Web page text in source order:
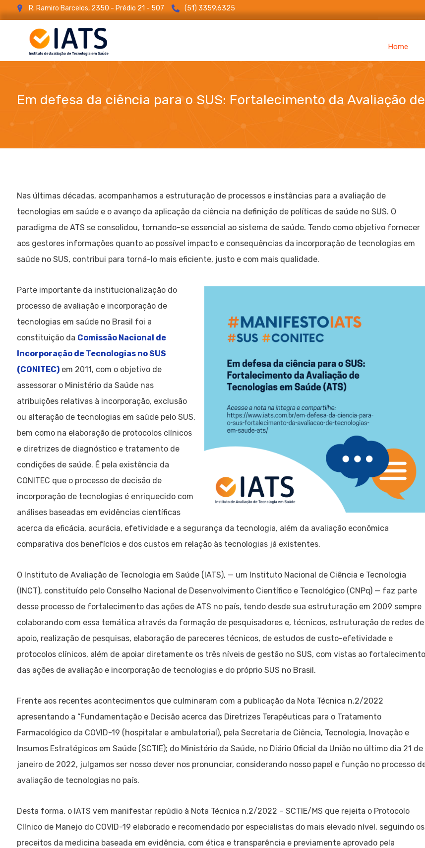
R. Ramiro Barcelos, 2350 - Prédio 21 - 507 (51) 3359.6325
Home
Em defesa da ciência para o SUS: Fortalecimento da Avaliação
Em defesa da ciência para o SUS: Fortalecimento da Avaliação de
Nas últimas décadas, acompanhamos a estruturação de processos e instâncias para a avaliação de
tecnologias em saúde e o avanço da aplicação da ciência na definição de políticas de saúde no SUS. O
paradigma de ATS se consolidou, tornando-se essencial ao sistema de saúde. Tendo como objetivo fornecer
aos gestores informações quanto ao possível impacto e consequências da incorporação de tecnologias em
saúde no SUS, contribui para torná-lo mais eficiente, justo e com mais qualidade.
Parte importante da institucionalização do
processo de avaliação e incorporação de
tecnologias em saúde no Brasil foi a
constituição da Comissão Nacional de
Incorporação de Tecnologias no SUS
(CONITEC)em 2011, com o objetivo de
assessorar o Ministério da Saúde nas
atribuições relativas à incorporação, exclusão
ou alteração de tecnologias em saúde pelo SUS,
bem como na elaboração de protocolos clínicos
e diretrizes de diagnóstico e tratamento de
condições de saúde. É pela existência da
CONITEC que o processo de decisão de
incorporação de tecnologias é enriquecido com
análises baseadas em evidências científicas
acerca da eficácia, acurácia, efetividade e a segurança da tecnologia, além da avaliação econômica
comparativa dos benefícios e dos custos em relação às tecnologias já existentes.
O Instituto de Avaliação de Tecnologia em Saúde (IATS), — um Instituto Nacional de Ciência e Tecnologia
(INCT), constituído pelo Conselho Nacional de Desenvolvimento Científico e Tecnológico (CNPq) — faz parte
desse processo de fortalecimento das ações de ATS no país, tendo desde sua estruturação em 2009 sempre
colaborando com essa temática através da formação de pesquisadores e, técnicos, estruturação de redes de
apoio, realização de pesquisas, elaboração de pareceres técnicos, de estudos de custo-efetividade e
protocolos clínicos, além de apoiar diretamente os três níveis de gestão no SUS, com vistas ao fortalecimento
das ações de avaliação e incorporação de tecnologias e do próprio SUS no Brasil.
Frente aos recentes acontecimentos que culminaram com a publicação da Nota Técnica n.2/2022
apresentando a “Fundamentação e Decisão acerca das Diretrizes Terapêuticas para o Tratamento
Farmacológico da COVID-19 (hospitalar e ambulatorial), pela Secretaria de Ciência, Tecnologia, Inovação e
Insumos Estratégicos em Saúde (SCTIE); do Ministério da Saúde, no Diário Oficial da União no último dia 21 de
janeiro de 2022, julgamos ser nosso dever nos pronunciar, considerando nosso papel e função no processo
avaliação de tecnologias no país.
Desta forma, o IATS vem manifestar repúdio à Nota Técnica n.2/2022 – SCTIE/MS que rejeita o Protocolo
Clínico de Manejo do COVID-19 elaborado e recomendado por especialistas do mais elevado nível, seguindo os
preceitos da medicina baseada em evidência, com ética e transparência e previamente aprovado pela